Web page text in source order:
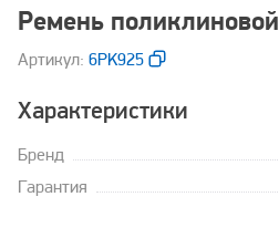
Ремень поликлиновой
Aртикул: 6PK925
Характеристики
Бренд
Гарантия